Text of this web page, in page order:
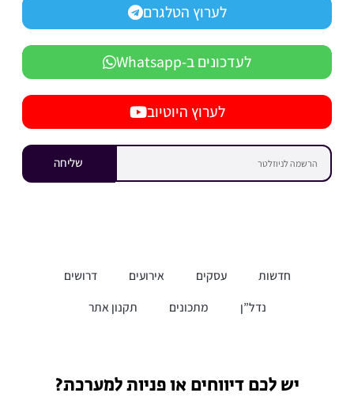
לערוץ הטלגרם
לעדכונים ב-Whatsapp
לערוץ היוטיוב
שליחה
חדשות עסקים אירועים
דרושים
נדל”ן
מתכונים תקנון אתר
יש לכם דיווחים או פניות למערכת?